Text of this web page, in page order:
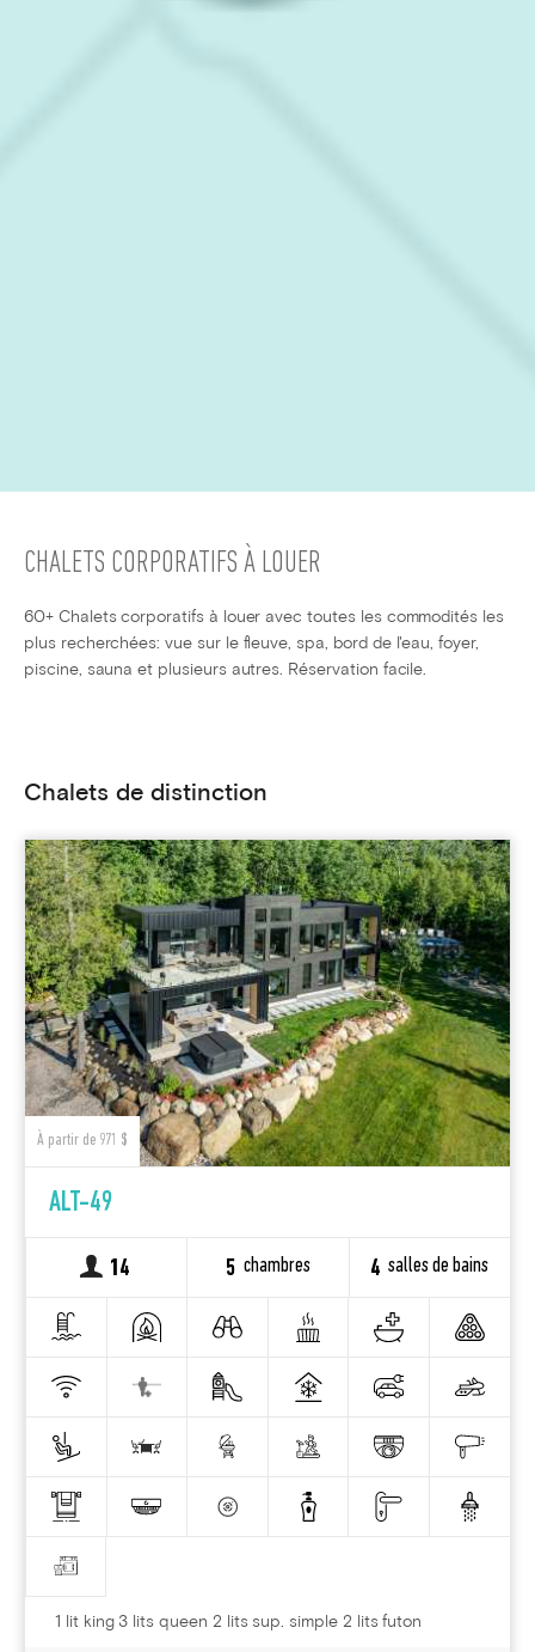
CHALETS CORPORATIFS À LOUER
60+ Chalets corporatifs à louer avec toutes les commodités les
plus recherchées: vue sur le fleuve, spa, bord de l'eau, foyer,
piscine, sauna et plusieurs autres. Réservation facile.
Chalets de distinction
À partir de 971 $
ALT-49
14 5 chambres 4 salles de bains
1 lit king 3 lits queen 2 lits sup. simple 2 lits futon